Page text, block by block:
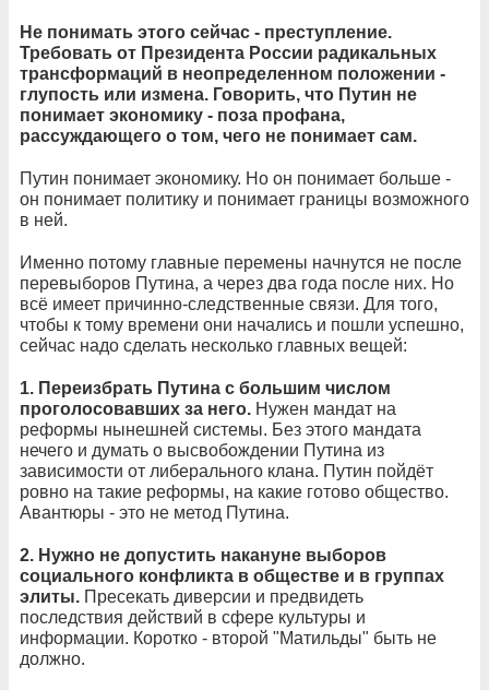
Не понимать этого сейчас - преступление.
Требовать от Президента России радикальных
трансформаций в неопределенном положении -
глупость или измена. Говорить, что Путин не
понимает экономику - поза профана,
рассуждающего о том, чего не понимает сам.
Путин понимает экономику. Но он понимает больше -
он понимает политику и понимает границы возможного
в ней.
Именно потому главные перемены начнутся не после
перевыборов Путина, а через два года после них. Но
всё имеет причинно-следственные связи. Для того,
чтобы к тому времени они начались и пошли успешно,
сейчас надо сделать несколько главных вещей:
1. Переизбрать Путина с большим числом
проголосовавших за него. Нужен мандат на
реформы нынешней системы. Без этого мандата
нечего и думать о высвобождении Путина из
зависимости от либерального клана. Путин пойдёт
ровно на такие реформы, на какие готово общество.
Авантюры - это не метод Путина.
2. Нужно не допустить накануне выборов
социального конфликта в обществе и в группах
элиты. Пресекать диверсии и предвидеть
последствия действий в сфере культуры и
информации. Коротко - второй "Матильды" быть не
должно.